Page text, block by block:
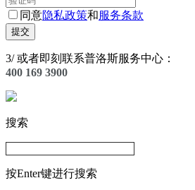
同意隐私政策和服务条款
提交
3/或者即刻联系普洛斯服务中心：
400 169 3900
搜索
按Enter键进行搜索